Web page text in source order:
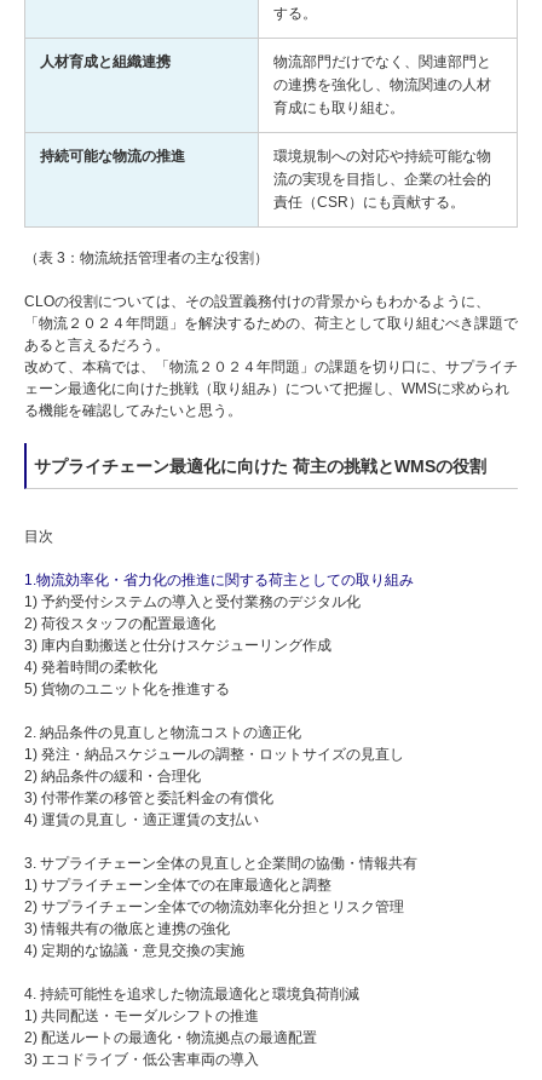
する。
人材育成と組織連携
物流部門だけでなく、関連部門と
の連携を強化し、物流関連の人材
育成にも取り組む。
持続可能な物流の推進
環境規制への対応や持続可能な物
流の実現を目指し、企業の社会的
責任（CSR）にも貢献する。
（表 3：物流統括管理者の主な役割）
CLOの役割については、その設置義務付けの背景からもわかるように、
「物流２０２４年問題」を解決するための、荷主として取り組むべき課題で
あると言えるだろう。
改めて、本稿では、「物流２０２４年問題」の課題を切り口に、サプライチ
ェーン最適化に向けた挑戦（取り組み）について把握し、WMSに求められ
る機能を確認してみたいと思う。
サプライチェーン最適化に向けた 荷主の挑戦とWMSの役割
目次
1.物流効率化・省力化の推進に関する荷主としての取り組み
1) 予約受付システムの導入と受付業務のデジタル化
2) 荷役スタッフの配置最適化
3) 庫内自動搬送と仕分けスケジューリング作成
4) 発着時間の柔軟化
5) 貨物のユニット化を推進する
2. 納品条件の見直しと物流コストの適正化
1) 発注・納品スケジュールの調整・ロットサイズの見直し
2) 納品条件の緩和・合理化
3) 付帯作業の移管と委託料金の有償化
4) 運賃の見直し・適正運賃の支払い
3. サプライチェーン全体の見直しと企業間の協働・情報共有
1) サプライチェーン全体での在庫最適化と調整
2) サプライチェーン全体での物流効率化分担とリスク管理
3) 情報共有の徹底と連携の強化
4) 定期的な協議・意見交換の実施
4. 持続可能性を追求した物流最適化と環境負荷削減
1) 共同配送・モーダルシフトの推進
2) 配送ルートの最適化・物流拠点の最適配置
3) エコドライブ・低公害車両の導入